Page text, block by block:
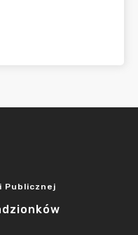
Publicznej